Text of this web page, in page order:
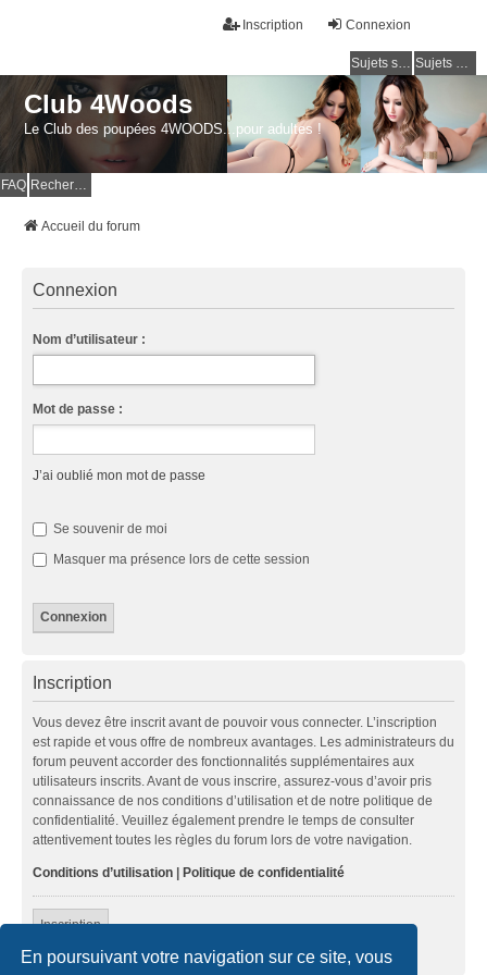
En poursuivant votre navigation sur ce site, vous
Connexion
Inscription
Sujets sans réponse Sujets actifs
Club 4Woods
Le Club des poupées 4WOODS...pour adultes !
FAQ
Accueil du forum
Connexion
Nom d’utilisateur :
Mot de passe :
J’ai oublié mon mot de passe
Se souvenir de moi
Masquer ma présence lors de cette session
Inscription
Vous devez être inscrit avant de pouvoir vous connecter. L’inscription
est rapide et vous offre de nombreux avantages. Les administrateurs du
forum peuvent accorder des fonctionnalités supplémentaires aux
utilisateurs inscrits. Avant de vous inscrire, assurez-vous d’avoir pris
connaissance de nos conditions d’utilisation et de notre politique de
confidentialité. Veuillez également prendre le temps de consulter
attentivement toutes les règles du forum lors de votre navigation.
Conditions d’utilisation | Politique de confidentialité
Inscription